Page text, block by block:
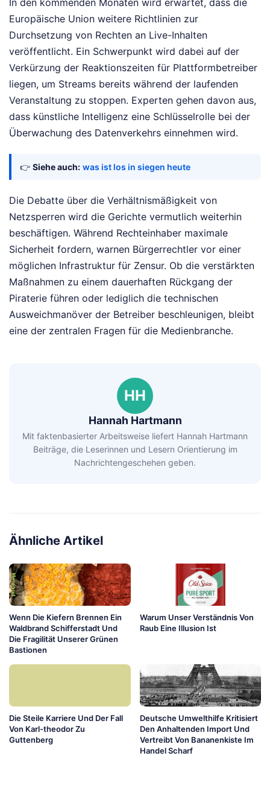
Europäische Union weitere Richtlinien zur
Durchsetzung von Rechten an Live-Inhalten
veröffentlicht. Ein Schwerpunkt wird dabei auf der
Verkürzung der Reaktionszeiten für Plattformbetreiber
liegen, um Streams bereits während der laufenden
Veranstaltung zu stoppen. Experten gehen davon aus,
dass künstliche Intelligenz eine Schlüsselrolle bei der
Überwachung des Datenverkehrs einnehmen wird.
👉 Siehe auch: was ist los in siegen heute
Die Debatte über die Verhältnismäßigkeit von
Netzsperren wird die Gerichte vermutlich weiterhin
beschäftigen. Während Rechteinhaber maximale
Sicherheit fordern, warnen Bürgerrechtler vor einer
möglichen Infrastruktur für Zensur. Ob die verstärkten
Maßnahmen zu einem dauerhaften Rückgang der
Piraterie führen oder lediglich die technischen
Ausweichmanöver der Betreiber beschleunigen, bleibt
eine der zentralen Fragen für die Medienbranche.
HH
Hannah Hartmann
Mit faktenbasierter Arbeitsweise liefert Hannah Hartmann
Beiträge, die Leserinnen und Lesern Orientierung im
Nachrichtengeschehen geben.
Ähnliche Artikel
Wenn Die Kiefern Brennen Ein
Waldbrand Schifferstadt Und
Die Fragilität Unserer Grünen
Bastionen
Warum Unser Verständnis Von
Raub Eine Illusion Ist
Die Steile Karriere Und Der Fall
Von Karl-theodor Zu
Guttenberg
Deutsche Umwelthilfe Kritisiert
Den Anhaltenden Import Und
Vertreibt Von Bananenkiste Im
Handel Scharf